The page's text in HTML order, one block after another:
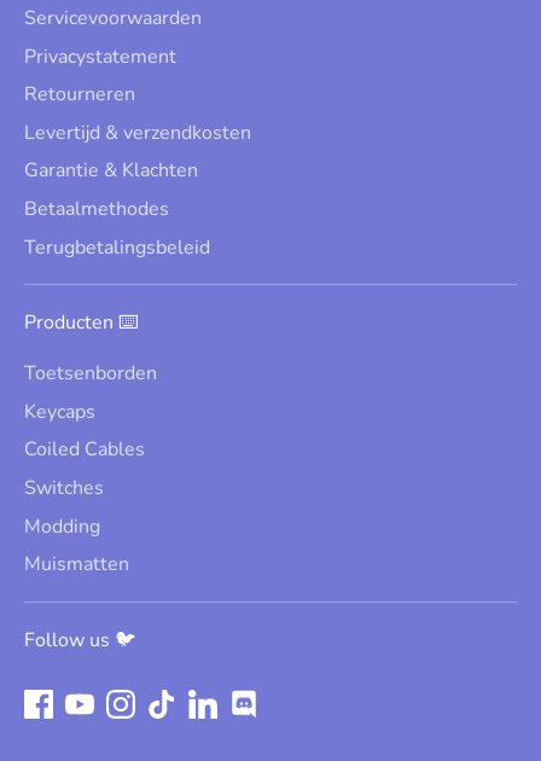
Servicevoorwaarden
Privacystatement
Retourneren
Levertijd & verzendkosten
Garantie & Klachten
Betaalmethodes
Terugbetalingsbeleid
Producten ⌨️
Toetsenborden
Keycaps
Coiled Cables
Switches
Modding
Muismatten
Follow us 🐦